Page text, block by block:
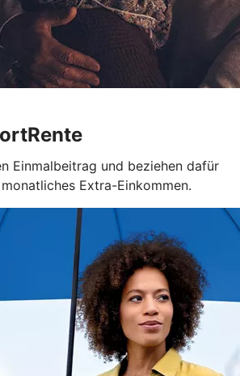
Einmalbeitrag und beziehen dafür
Extra-Einkommen.